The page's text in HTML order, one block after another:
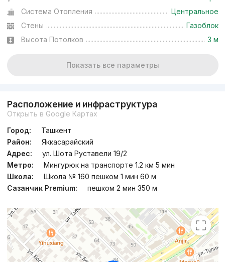
Система Отопления
Центральное
Стены
Газоблок
Высота Потолков
3 м
Показать все параметры
Расположение и инфраструктура
Открыть в Google Картах
Город:
Ташкент
Район:
Яккасарайский
Адрес:
ул. Шота Руставели 19/2
Метро:
Мингурюк на транспорте 1.2 км 5 мин
Школа:
Школа № 160 пешком 1 мин 60 м
Сазанчик Premium:
пешком 2 мин 350 м